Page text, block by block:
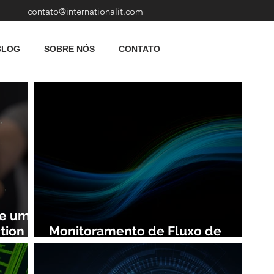
contato@internationalit.com
SOBRE NÓS CONTATO
uma
Monitoramento de Fluxo de
Rede: Vantagens e Benefícios